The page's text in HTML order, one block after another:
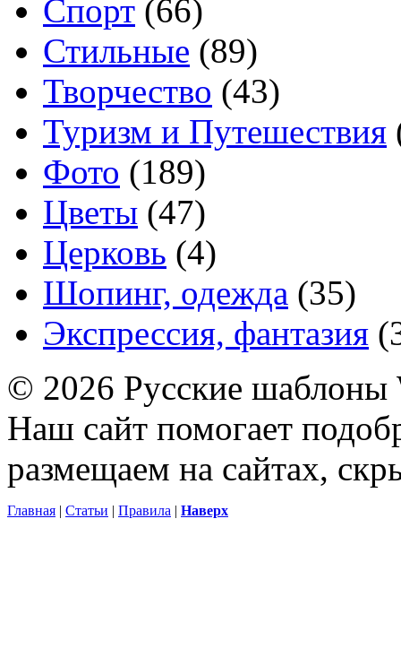
Спорт (66)
Стильные (89)
Творчество (43)
Туризм и Путешествия
Фото (189)
Цветы (47)
Церковь (4)
Шопинг, одежда (35)
Экспрессия, фантазия
© 2026 Русские шаблоны
Наш сайт помогает
размещаем на сайтах,
Главная | Статьи | Правила | Наверх